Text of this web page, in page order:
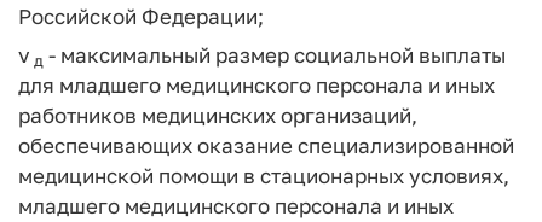
Российской Федерации;
v д - максимальный размер социальной выплаты
для младшего медицинского персонала и иных
работников медицинских организаций,
обеспечивающих оказание специализированной
медицинской помощи в стационарных условиях,
младшего медицинского персонала и иных